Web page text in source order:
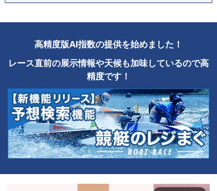
高精度版AI指数の提供を始めました！
レース直前の展示情報や天候も加味しているので高
精度です！